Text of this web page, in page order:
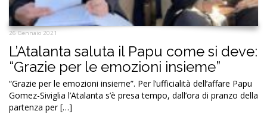
26 Gennaio 2021
L’Atalanta saluta il Papu come si deve:
“Grazie per le emozioni insieme”
“Grazie per le emozioni insieme”. Per l’ufficialità dell’affare Papu
Gomez-Siviglia l’Atalanta s’è presa tempo, dall’ora di pranzo della
partenza per […]